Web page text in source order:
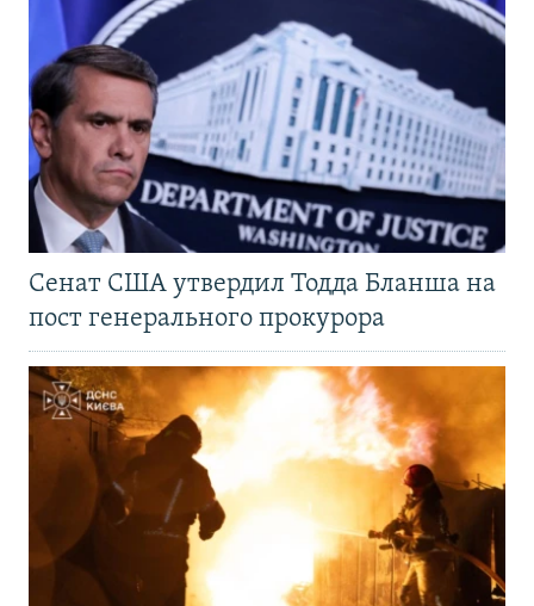
Сенат США утвердил Тодда Бланша на
пост генерального прокурора